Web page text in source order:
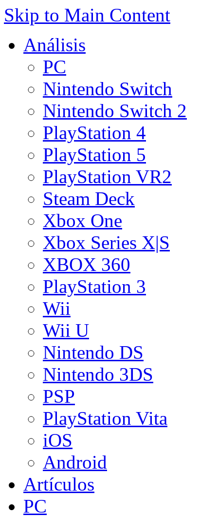
Skip to Main Content
Análisis
PC
Nintendo Switch
Nintendo Switch 2
PlayStation 4
PlayStation 5
PlayStation VR2
Steam Deck
Xbox One
Xbox Series X|S
XBOX 360
PlayStation 3
Wii
Wii U
Nintendo DS
Nintendo 3DS
PSP
PlayStation Vita
iOS
Android
Artículos
PC